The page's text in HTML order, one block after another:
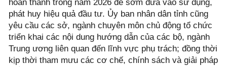
hoàn thành trong năm 2026 để sớm đưa vào sử dụng,
phát huy hiệu quả đầu tư. Ủy ban nhân dân tỉnh cũng
yêu cầu các sở, ngành chuyên môn chủ động tổ chức
triển khai các nội dung hướng dẫn của các bộ, ngành
Trung ương liên quan đến lĩnh vực phụ trách; đồng thời
kịp thời tham mưu các cơ chế, chính sách và giải pháp